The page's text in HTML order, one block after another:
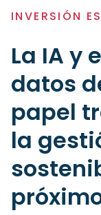
INVERSIÓN
La IA y
datos
papel
la